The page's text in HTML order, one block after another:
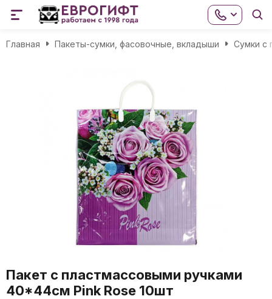
Главная Пакеты-сумки, фасовочные, вкладыши Сумки с
Пакет с пластмассовыми ручками
40*44см Pink Rose 10шт